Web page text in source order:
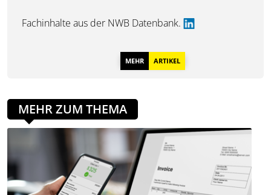
Fachinhalte aus der NWB Datenbank.
MEHR ARTIKEL
MEHR ZUM THEMA